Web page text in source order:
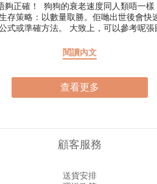
狗嘅平均年齡比我哋
策略：以數量取勝。佢哋出世後會
或準確方法。 大致上，可以參考呢
保健品唔係藥，長期使用可以見到
熟。除非有明確情況，通常幼犬期
不適。 維持皮膚及毛髮健康狗狗皮
美毛三文魚油 (貓狗合用)
Naturali 蟲草靈芝系列 維持尿道
係我哋網站度尋寶。 -主食要選擇營
線上店鋪：https://
閱讀內文
查看更多
顧客服務
送貨安排